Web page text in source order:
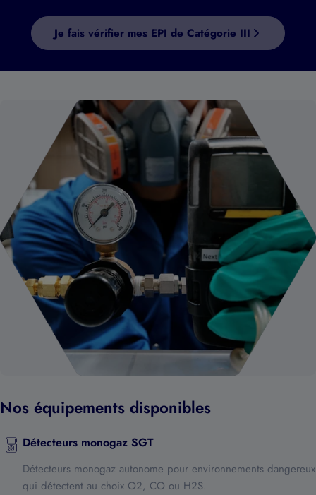
Je fais vérifier mes EPI de Catégorie III
Nos équipements disponibles
Détecteurs monogaz SGT
Détecteurs monogaz autonome pour environnements dangereux
qui détectent au choix O2, CO ou H2S.